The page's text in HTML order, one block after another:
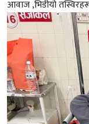
आवाज ,भिडीयो